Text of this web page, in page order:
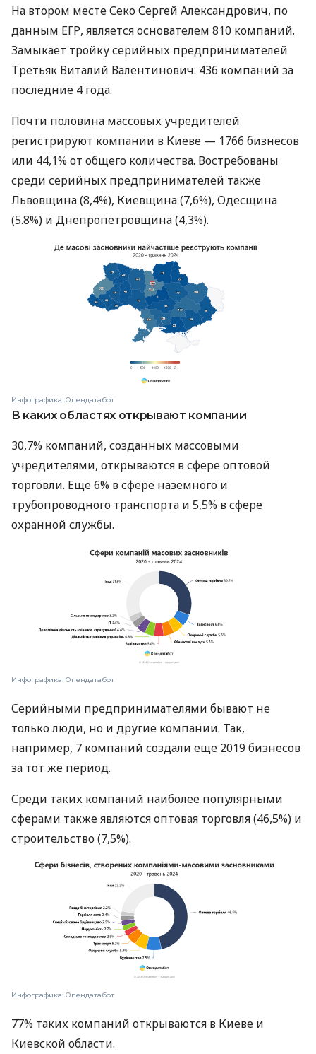
На втором месте Секо Сергей Александрович, по
данным ЕГР, является основателем 810 компаний.
Замыкает тройку серийных предпринимателей
Третьяк Виталий Валентинович: 436 компаний за
последние 4 года.
Почти половина массовых учредителей
регистрируют компании в Киеве — 1766 бизнесов
или 44,1% от общего количества. Востребованы
среди серийных предпринимателей также
Львовщина (8,4%), Киевщина (7,6%), Одесщина
(5.8%) и Днепропетровщина (4,3%).
Инфографика: Опендатабот
В каких областях открывают компании
30,7% компаний, созданных массовыми
учредителями, открываются в сфере оптовой
торговли. Еще 6% в сфере наземного и
трубопроводного транспорта и 5,5% в сфере
охранной службы.
Инфографика: Опендатабот
Серийными предпринимателями бывают не
только люди, но и другие компании. Так,
например, 7 компаний создали еще 2019 бизнесов
за тот же период.
Среди таких компаний наиболее популярными
сферами также являются оптовая торговля (46,5%) и
строительство (7,5%).
Инфографика: Опендатабот
77% таких компаний открываются в Киеве и
Киевской области.